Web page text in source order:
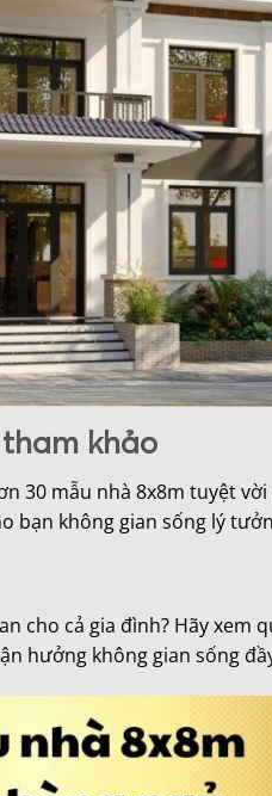
khảo
30 mẫu nhà 8x8m tuyệt
bạn không gian sống lý
cho cả gia đình? Hãy xem
hưởng không gian sống